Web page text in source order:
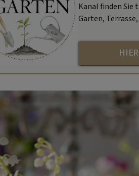
Kanal finden Sie
Garten,